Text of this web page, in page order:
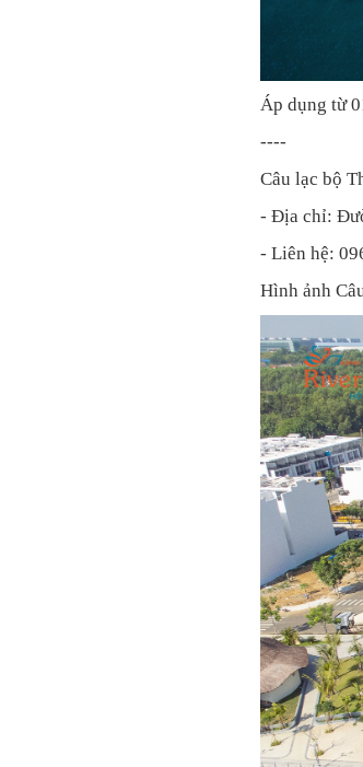
Áp dụng từ
----
Câu lạc bộ
- Địa chỉ:
- Liên hệ:
Hình ảnh